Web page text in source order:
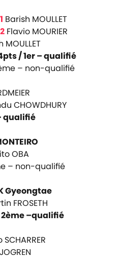
Barish MOULLET
Flavio MOURIER
MOULLET
/ 1er –qualifié
– non-qualifié
CHOWDHURY
qualifié
OBA
– non-qualifié
Gyeongtae
FROSETH
2ème –qualifié